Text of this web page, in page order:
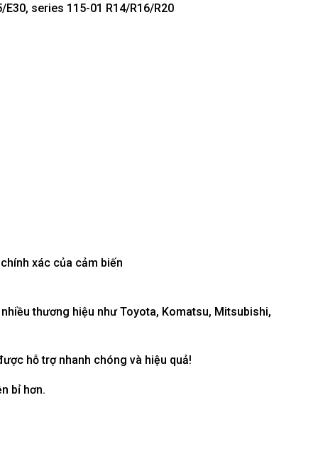
series 115-01 R14/R16/R20
xác của cảm biến
thương hiệu như Toyota, Komatsu, Mitsubishi,
hỗ trợ nhanh chóng và hiệu quả!
bỉ hơn.